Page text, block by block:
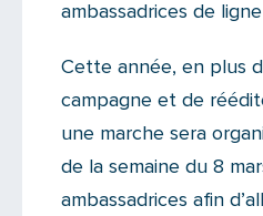
ambassadrices de
Cette année, en plus
campagne et de
une marche sera
de la semaine du 8
ambassadrices afin